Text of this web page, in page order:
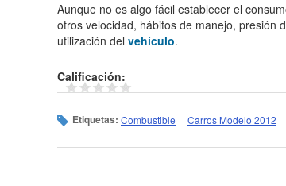
Aunque no es algo fácil establecer el
otros velocidad, hábitos de manejo, presión
utilización del vehículo.
Calificación:
Etiquetas: Combustible Carros Modelo 2012